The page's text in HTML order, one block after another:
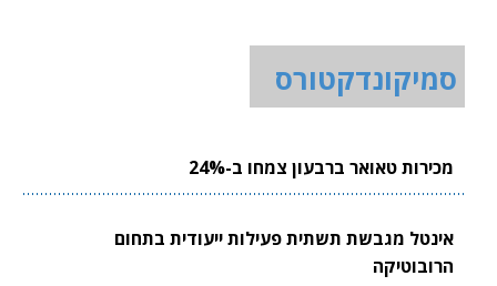
סמיקונדקטורס
מכירות טאואר ברבעון צמחו ב-24%
אינטל מגבשת תשתית פעילות ייעודית בתחום
הרובוטיקה